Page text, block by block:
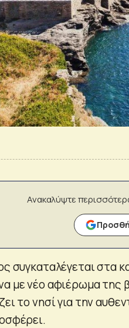
Ανακαλύψτε
συγκαταλέγεται στα
με νέο αφιέρωμα της
το νησί για την